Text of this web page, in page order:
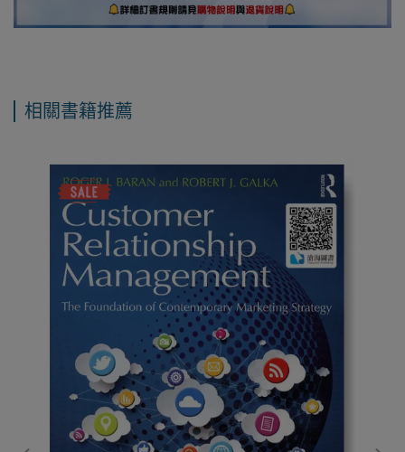
相關書籍推薦